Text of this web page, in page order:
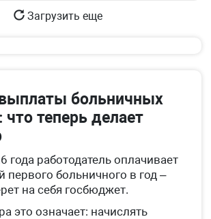
Загрузить еще
больничных
что теперь делает
года работодатель оплачивает
первого больничного в год –
на себя госбюджет.
это означает: начислять